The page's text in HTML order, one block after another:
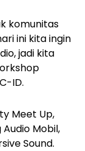
komunitas
ini kita ingin
jadi kita
ID.
Meet Up,
Mobil,
Sound.